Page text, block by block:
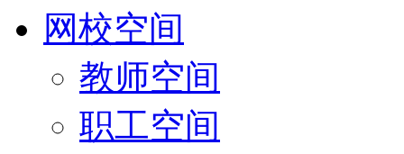
网校空间
教师空间
职工空间